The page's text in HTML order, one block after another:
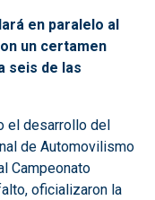
en paralelo al
un certamen
seis de las
el desarrollo del
de Automovilismo
Campeonato
oficializaron la